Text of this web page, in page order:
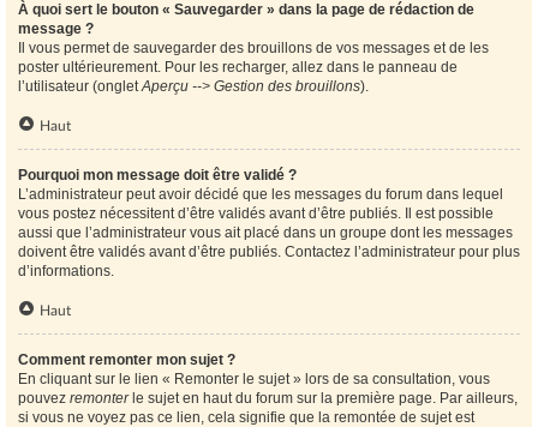
À quoi sert le bouton « Sauvegarder » dans la page de rédaction de
message ?
Il vous permet de sauvegarder des brouillons de vos messages et de les
poster ultérieurement. Pour les recharger, allez dans le panneau de
l’utilisateur (ongletAperçu --> Gestion des brouillons).
Haut
Pourquoi mon message doit être validé ?
L’administrateur peut avoir décidé que les messages du forum dans lequel
vous postez nécessitent d’être validés avant d’être publiés. Il est possible
aussi que l’administrateur vous ait placé dans un groupe dont les messages
doivent être validés avant d’être publiés. Contactez l’administrateur pour plus
d’informations.
Haut
Comment remonter mon sujet ?
En cliquant sur le lien « Remonter le sujet » lors de sa consultation, vous
pouvez remonterle sujet en haut du forum sur la première page. Par ailleurs,
si vous ne voyez pas ce lien, cela signifie que la remontée de sujet est